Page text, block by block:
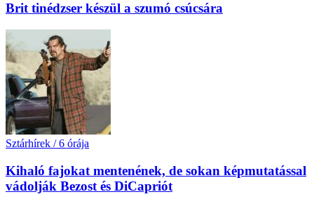
Brit tinédzser készül a szumó csúcsára
Sztárhírek / 6 órája
Kihaló fajokat mentenének, de sokan képmutatással
vádolják Bezost és DiCapriót